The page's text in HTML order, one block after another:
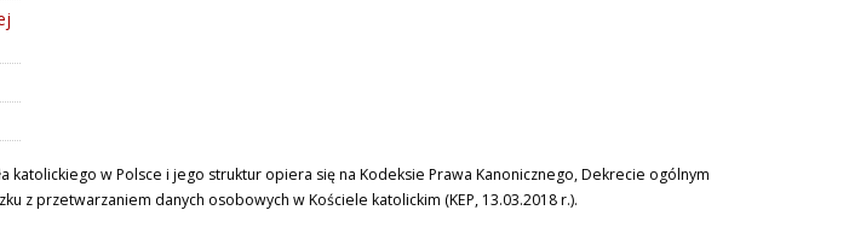
w Polsce i jego struktur opiera się na Kodeksie Prawa Kanonicznego, Dekrecie ogólnym
z przetwarzaniem danych osobowych w Kościele katolickim (KEP, 13.03.2018 r.).